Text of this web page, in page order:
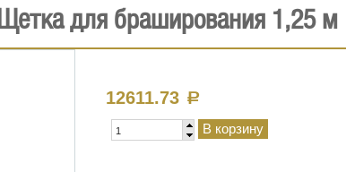
Щетка для браширования 1,25 м
12611.73 a